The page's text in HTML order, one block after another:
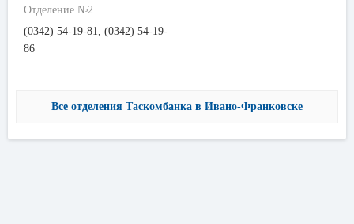
Отделение №2
(0342) 54-19-81, (0342) 54-19-
86
Все отделения Таскомбанка в Ивано-Франковске